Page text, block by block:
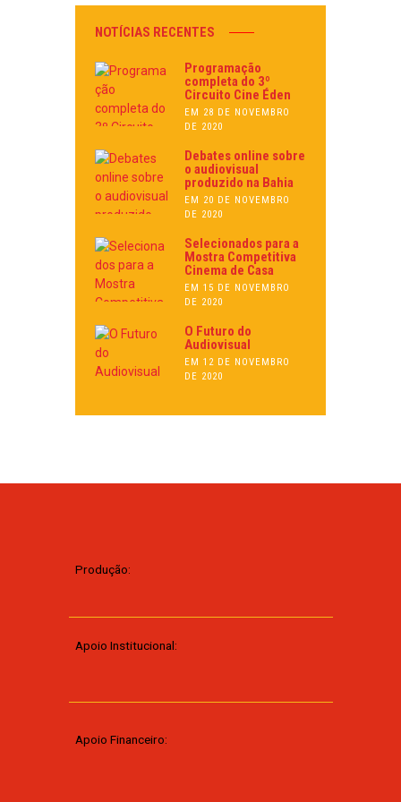
NOTÍCIAS RECENTES
Programação
completa do 3º
Circuito Cine Éden
EM 28 DE NOVEMBRO
DE 2020
Debates online sobre
o audiovisual
produzido na Bahia
EM 20 DE NOVEMBRO
DE 2020
Selecionados para a
Mostra Competitiva
Cinema de Casa
EM 15 DE NOVEMBRO
DE 2020
O Futuro do
Audiovisual
EM 12 DE NOVEMBRO
DE 2020
Produção:
Apoio Institucional:
Apoio Financeiro: